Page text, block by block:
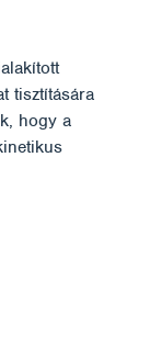
tisztítására
hogy a